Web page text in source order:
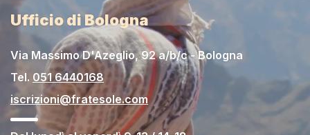
Ufficio di Bologna
Via Massimo D'Azeglio, 92 a/b/c - Bologna
Tel. 051 6440168
iscrizioni@fratesole.com